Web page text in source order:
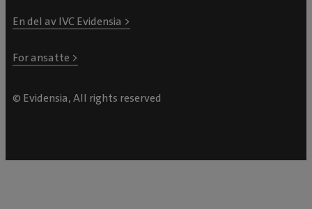
En del av IVC Evidensia >
For ansatte >
© Evidensia, All rights reserved